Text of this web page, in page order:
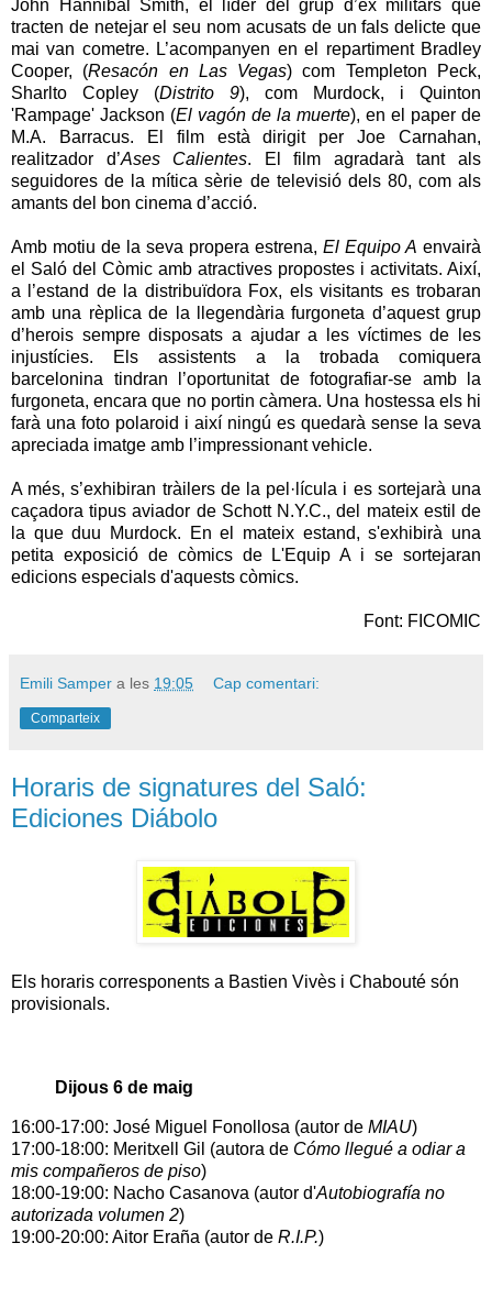
John Hannibal Smith, el líder del grup d’ex militars que
tracten de netejar el seu nom acusats de un fals delicte que
mai van cometre. L’acompanyen en el repartiment Bradley
Cooper, (Resacón en Las Vegas) com Templeton Peck,
Sharlto Copley (Distrito 9), com Murdock, i Quinton
'Rampage' Jackson (El vagón de la muerte), en el paper de
M.A. Barracus. El film està dirigit per Joe Carnahan,
realitzador d’Ases Calientes. El film agradarà tant als
seguidores de la mítica sèrie de televisió dels 80, com als
amants del bon cinema d’acció.
Amb motiu de la seva propera estrena, El Equipo A envairà
el Saló del Còmic amb atractives propostes i activitats. Així,
a l’estand de la distribuïdora Fox, els visitants es trobaran
amb una rèplica de la llegendària furgoneta d’aquest grup
d’herois sempre disposats a ajudar a les víctimes de les
injustícies. Els assistents a la trobada comiquera
barcelonina tindran l’oportunitat de fotografiar-se amb la
furgoneta, encara que no portin càmera. Una hostessa els hi
farà una foto polaroid i així ningú es quedarà sense la seva
apreciada imatge amb l’impressionant vehicle.
A més, s’exhibiran tràilers de la pel·lícula i es sortejarà una
caçadora tipus aviador de Schott N.Y.C., del mateix estil de
la que duu Murdock. En el mateix estand, s'exhibirà una
petita exposició de còmics de L'Equip A i se sortejaran
edicions especials d'aquests còmics.
Font: FICOMIC
Emili Samper a les 19:05 Cap comentari:
Comparteix
Horaris de signatures del Saló:
Ediciones Diábolo
Els horaris corresponents a Bastien Vivès i Chabouté són
provisionals.
Dijous 6 de maig
16:00-17:00: José Miguel Fonollosa (autor de MIAU)
17:00-18:00: Meritxell Gil (autora de Cómo llegué a odiar a
mis compañeros de piso)
18:00-19:00: Nacho Casanova (autor d'Autobiografía no
autorizada volumen 2)
19:00-20:00: Aitor Eraña (autor de R.I.P.)